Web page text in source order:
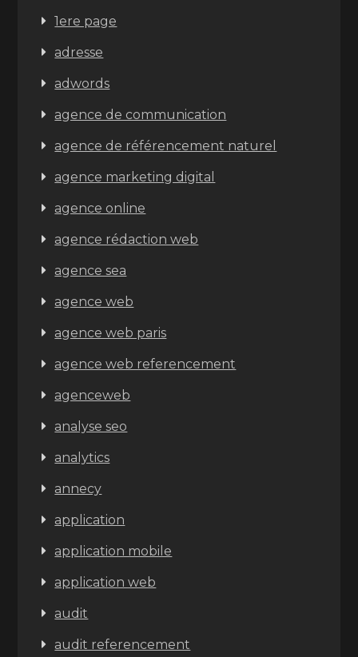
1ere page
adresse
adwords
agence de communication
agence de référencement naturel
agence marketing digital
agence online
agence rédaction web
agence sea
agence web
agence web paris
agence web referencement
agenceweb
analyse seo
analytics
annecy
application
application mobile
application web
audit
audit referencement